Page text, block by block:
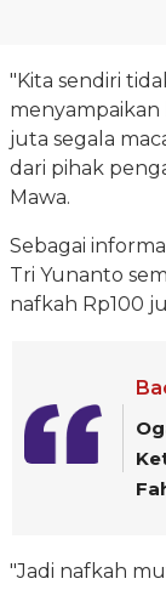
"Kita sendiri
juta segala
dari pihak
Mawa.
Sebagai
Tri Yunanto
nafkah Rp100
"Jadi nafkah